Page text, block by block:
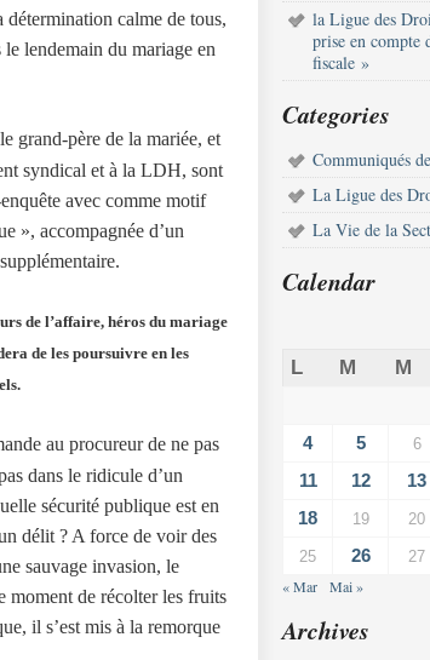
détermination calme de tous,
lendemain du mariage en
le grand-père de la mariée, et
syndical et à la LDH, sont
avec comme motif
», accompagnée d’un
de l’affaire, héros du mariage
de les poursuivre en les
au procureur de ne pas
dans le ridicule d’un
sécurité publique est en
délit ? A force de voir des
sauvage invasion, le
moment de récolter les fruits
il s’est mis à la remorque
la Ligue des
prise en compte
fiscale »
Categories
Communiqués
La Ligue des
La Vie de la
Calendar
L M M
4 5 6
11 12 13
18
19 20
25 26 27
« Mar Mai »
Archives